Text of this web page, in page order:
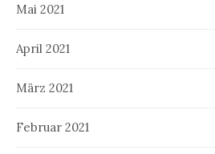
Mai 2021
April 2021
März 2021
Februar 2021